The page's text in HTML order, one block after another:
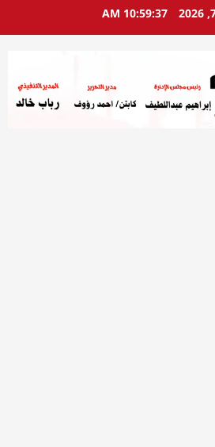
10:59:38 AM